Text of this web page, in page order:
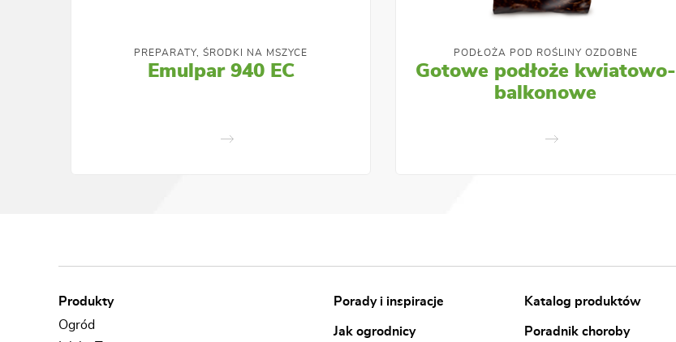
PREPARATY, ŚRODKI NA MSZYCE
Emulpar 940 EC
PODŁOŻA POD ROŚLINY OZDOBNE
Gotowe podłoże kwiatowo-
balkonowe
Produkty
Ogród
Porady i inspiracje Katalog produktów
Jak ogrodnicy
Poradnik choroby